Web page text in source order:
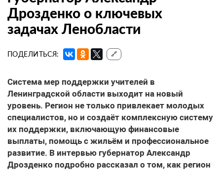
Дрозденко о ключевых
задачах Ленобласти
ПОДЕЛИТЬСЯ: 🔗
Система мер поддержки учителей в
Ленинградской области выходит на новый
уровень. Регион не только привлекает молодых
специалистов, но и создаёт комплексную систему
их поддержки, включающую финансовые
выплаты, помощь с жильём и профессиональное
развитие. В интервью губернатор Александр
Дрозденко подробно рассказал о том, как регион